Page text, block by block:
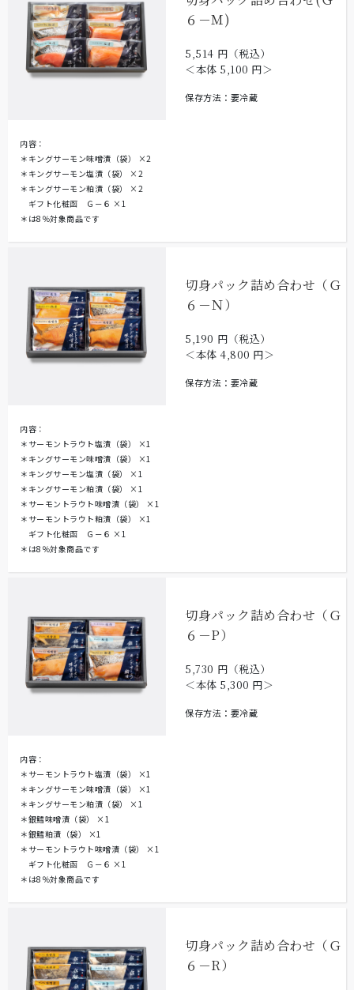
６－Ｍ)
5,514 円（税込）
＜本体 5,100 円＞
保存方法：要冷蔵
内容：
＊キングサーモン味噌漬（袋）
×2
＊キングサーモン塩漬（袋）
×2
＊キングサーモン粕漬（袋）
×2
ギフト化粧函 Ｇ－６ ×1
＊は8％対象商品です
切身パック詰め合わせ（Ｇ
６－Ｎ）
5,190 円（税込）
＜本体 4,800 円＞
保存方法：要冷蔵
内容：
＊サーモントラウト塩漬（袋）
×1
＊キングサーモン味噌漬（袋）
×1
＊キングサーモン塩漬（袋）
×1
＊キングサーモン粕漬（袋）
×1
＊サーモントラウト味噌漬（袋）
×1
＊サーモントラウト粕漬（袋）
×1
ギフト化粧函 Ｇ－６ ×1
＊は8％対象商品です
切身パック詰め合わせ（Ｇ
６－P）
5,730 円（税込）
＜本体 5,300 円＞
保存方法：要冷蔵
内容：
＊サーモントラウト塩漬（袋）
×1
＊キングサーモン味噌漬（袋）
×1
＊キングサーモン粕漬（袋）
×1
＊銀鱈味噌漬（袋）
×1
＊銀鱈粕漬（袋）
×1
＊サーモントラウト味噌漬（袋）
×1
ギフト化粧函 Ｇ－６ ×1
＊は8％対象商品です
切身パック詰め合わせ（Ｇ
６－R）